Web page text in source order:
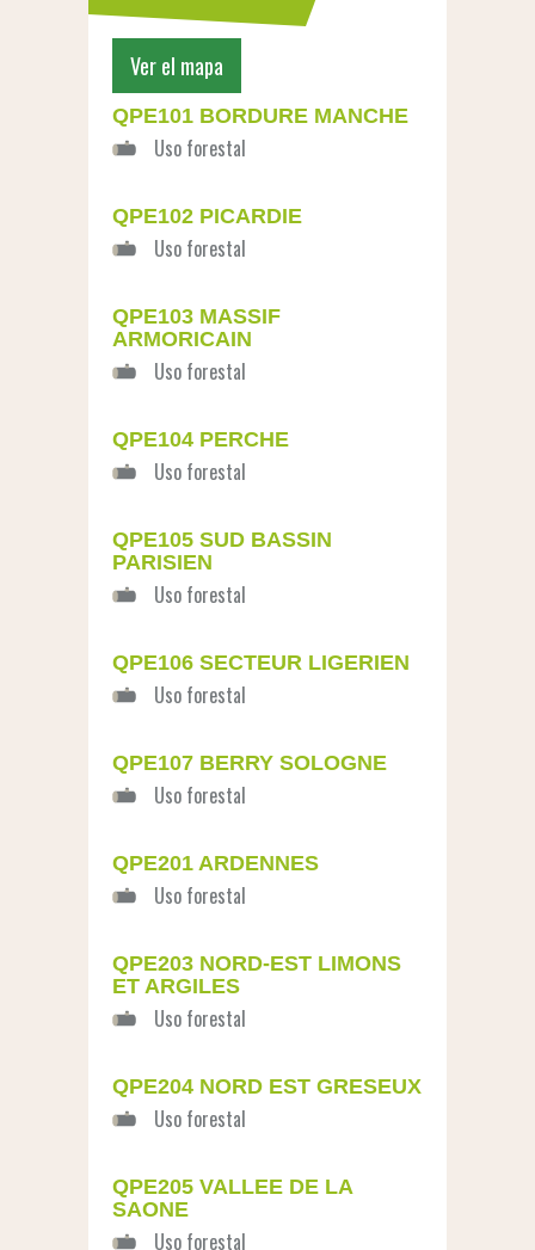
Ver el mapa
QPE101 BORDURE MANCHE
QPE102 PICARDIE
QPE103 MASSIF
ARMORICAIN
QPE104 PERCHE
QPE105 SUD BASSIN
PARISIEN
QPE106 SECTEUR LIGERIEN
QPE107 BERRY SOLOGNE
QPE201 ARDENNES
QPE203 NORD-EST LIMONS
ET ARGILES
QPE204 NORD EST GRESEUX
QPE205 VALLEE DE LA
SAONE